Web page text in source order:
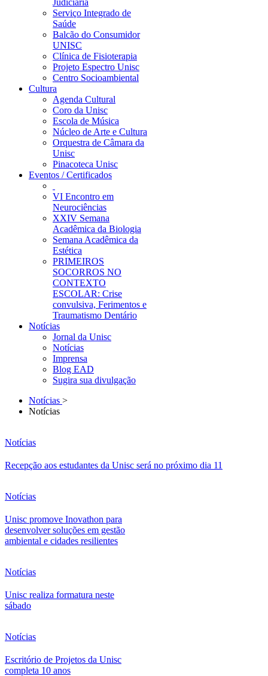
Judiciária
Serviço Integrado de
Saúde
Balcão do Consumidor
UNISC
Clínica de Fisioterapia
Projeto Espectro Unisc
Centro Socioambiental
Cultura
Agenda Cultural
Coro da Unisc
Escola de Música
Núcleo de Arte e Cultura
Orquestra de Câmara da
Unisc
Pinacoteca Unisc
Eventos / Certificados
VI Encontro em
Neurociências
XXIV Semana
Acadêmica da Biologia
Semana Acadêmica da
Estética
PRIMEIROS
SOCORROS NO
CONTEXTO
ESCOLAR: Crise
convulsiva, Ferimentos e
Traumatismo Dentário
Notícias
Jornal da Unisc
Notícias
Imprensa
Blog EAD
Sugira sua divulgação
Notícias >
Notícias
Notícias
Recepção aos estudantes da Unisc será no próximo dia 11
Notícias
Unisc promove Inovathon para
desenvolver soluções em gestão
ambiental e cidades resilientes
Notícias
Unisc realiza formatura neste
sábado
Notícias
Escritório de Projetos da Unisc
completa 10 anos